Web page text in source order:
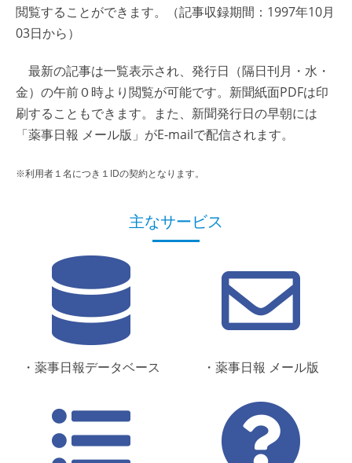
閲覧することができます。（記事収録期間：1997年10月
03日から）
最新の記事は一覧表示され、発行日（隔日刊月・水・
金）の午前０時より閲覧が可能です。新聞紙面PDFは印
刷することもできます。また、新聞発行日の早朝には
「薬事日報 メール版」がE-mailで配信されます。
※利用者１名につき１IDの契約となります。
主なサービス
・薬事日報データベース ・薬事日報 メール版